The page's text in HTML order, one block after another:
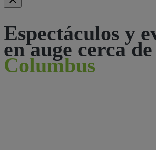
Espectáculos y
en auge cerca de
Columbus